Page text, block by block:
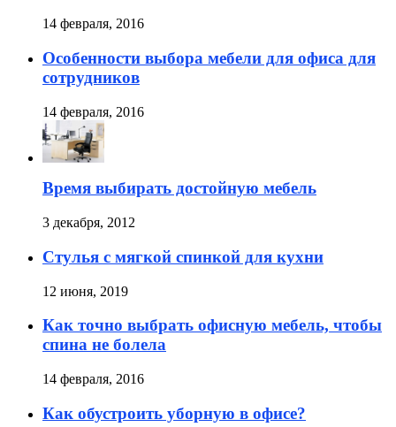
14 февраля, 2016
Особенности выбора мебели для офиса для
сотрудников
14 февраля, 2016
Время выбирать достойную мебель
3 декабря, 2012
Стулья с мягкой спинкой для кухни
12 июня, 2019
Как точно выбрать офисную мебель, чтобы
спина не болела
14 февраля, 2016
Как обустроить уборную в офисе?